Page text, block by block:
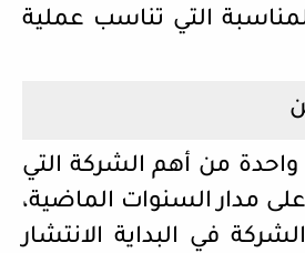
التي تناسب عملية
واحدة من أهم الشركة التي
مدار السنوات الماضية،
في البداية الانتشار